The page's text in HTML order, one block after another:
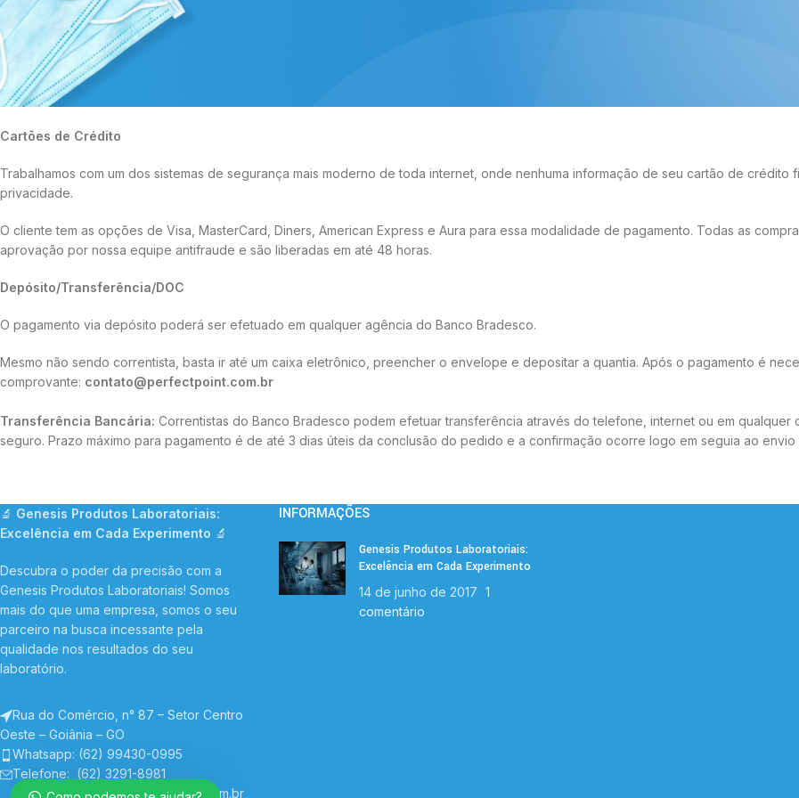
Podendo ser pago através da internet, caixa eletrônico, qualquer agência bancária, Lotéricas, e algumas agências dos Correios,
total segurança ao nosso cliente com recibo de pagamento em nome da nossa empresa.
O prazo para pagamento do boleto bancário é de até 3 dias da conclusão do pedido. Já o prazo para compensação do mesmo é de
após a compensação do pagamento.
Cartões de Crédito
Trabalhamos com um dos sistemas de segurança mais moderno de toda internet, onde nenhuma informação de seu cartão de crédito
privacidade.
O cliente tem as opções de Visa, MasterCard, Diners, American Express e Aura para essa modalidade de pagamento. Todas as
aprovação por nossa equipe antifraude e são liberadas em até 48 horas.
Depósito/Transferência/DOC
O pagamento via depósito poderá ser efetuado em qualquer agência do Banco Bradesco.
Mesmo não sendo correntista, basta ir até um caixa eletrônico, preencher o envelope e depositar a quantia. Após o pagamento é
comprovante: contato@perfectpoint.com.br
Transferência Bancária: Correntistas do Banco Bradesco podem efetuar transferência através do telefone, internet ou em qualquer
seguro. Prazo máximo para pagamento é de até 3 dias úteis da conclusão do pedido e a confirmação ocorre logo em seguia ao
🔬 Genesis Produtos Laboratoriais:
Excelência em Cada Experimento 🔬
Descubra o poder da precisão com a
Genesis Produtos Laboratoriais! Somos
mais do que uma empresa, somos o seu
parceiro na busca incessante pela
qualidade nos resultados do seu
laboratório.
Rua do Comércio, n° 87 – Setor Centro
Oeste – Goiânia – GO
Whatsapp: (62) 99430-0995
Telefone: (62) 3291-8981
Email:vendas@genesiscientifica.com.br
INFORMAÇÕES
Genesis Produtos Laboratoriais:
Excelência em Cada Experimento
14 de junho de 2017 1
comentário